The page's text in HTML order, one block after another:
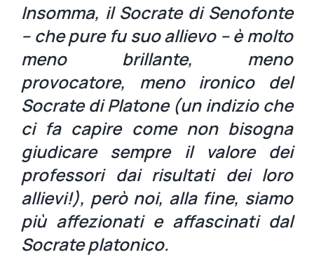
Insomma, il Socrate di Senofonte
– che pure fu suo allievo – è molto
meno brillante, meno
provocatore, meno ironico del
Socrate di Platone (un indizio che
ci fa capire come non bisogna
giudicare sempre il valore dei
professori dai risultati dei loro
allievi!), però noi, alla fine, siamo
più affezionati e affascinati dal
Socrate platonico.